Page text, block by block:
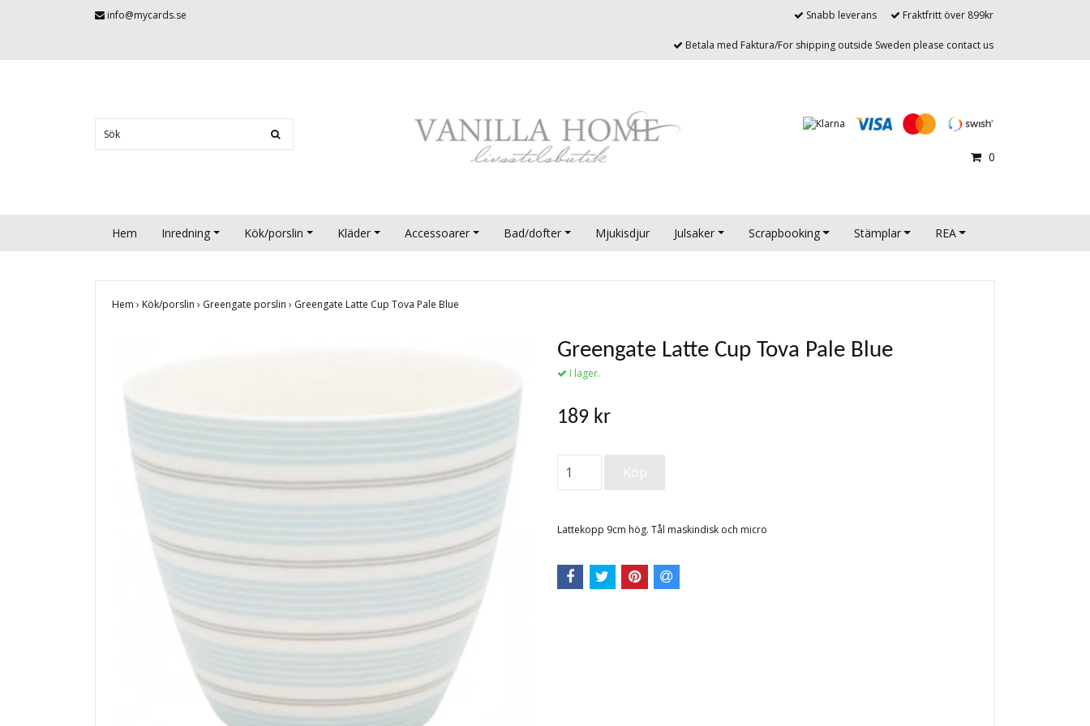
info@mycards.se Snabb leverans Fraktfritt över 899kr
Betala med Faktura/For shipping outside Sweden please contact us
0
Hem Inredning Kök/porslin Kläder Accessoarer Bad/dofter Mjukisdjur Julsaker Scrapbooking Stämplar REA
Hem › Kök/porslin › Greengate porslin › Greengate Latte Cup Tova Pale Blue
Greengate Latte Cup Tova Pale Blue
I lager.
189 kr
Lattekopp 9cm hög. Tål maskindisk och micro